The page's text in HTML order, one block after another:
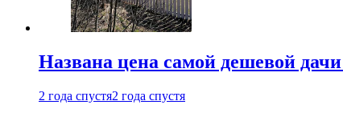
Названа цена самой дешевой
2 года спустя2 года спустя